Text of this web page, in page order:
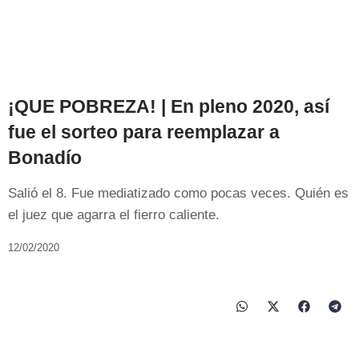
¡QUE POBREZA! | En pleno 2020, así
fue el sorteo para reemplazar a
Bonadío
Salió el 8. Fue mediatizado como pocas veces. Quién es
el juez que agarra el fierro caliente.
12/02/2020